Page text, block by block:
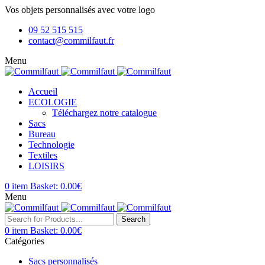
Vos objets personnalisés avec votre logo
09 52 515 515
contact@commilfaut.fr
Menu
Accueil
ECOLOGIE
Téléchargez notre catalogue
Sacs
Bureau
Technologie
Textiles
LOISIRS
0 item Basket: 0.00€
Menu
Search
0 item Basket: 0.00€
Catégories
Sacs personnalisés